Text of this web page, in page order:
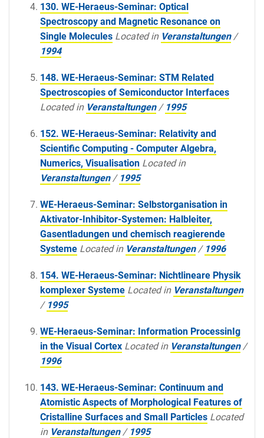
130. WE-Heraeus-Seminar: Optical
Spectroscopy and Magnetic Resonance on
Single Molecules Located in Veranstaltungen /
1994
148. WE-Heraeus-Seminar: STM Related
Spectroscopies of Semiconductor Interfaces
Located in Veranstaltungen / 1995
152. WE-Heraeus-Seminar: Relativity and
Scientific Computing - Computer Algebra,
Numerics, Visualisation Located in
Veranstaltungen / 1995
WE-Heraeus-Seminar: Selbstorganisation in
Aktivator-Inhibitor-Systemen: Halbleiter,
Gasentladungen und chemisch reagierende
Systeme Located in Veranstaltungen / 1996
154. WE-Heraeus-Seminar: Nichtlineare Physik
komplexer Systeme Located in Veranstaltungen
/ 1995
WE-Heraeus-Seminar: Information ProcessinIg
in the Visual Cortex Located in Veranstaltungen /
1996
143. WE-Heraeus-Seminar: Continuum and
Atomistic Aspects of Morphological Features of
Cristalline Surfaces and Small Particles Located
in Veranstaltungen / 1995